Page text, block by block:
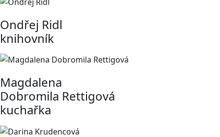
Ondřej Ridl
knihovník
Magdalena
Dobromila Rettigová
kuchařka